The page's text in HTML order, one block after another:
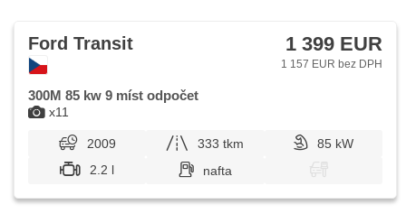
x11
Ford Transit 1 399 EUR
1 157 EUR bez DPH
300M 85 kw 9 míst odpočet
2009 333 tkm
85 kW
2.2 l
nafta